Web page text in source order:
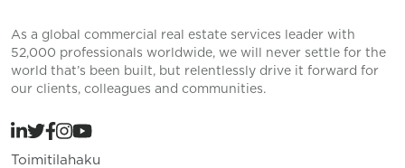
As a global commercial real estate services leader with
52,000 professionals worldwide, we will never settle for the
world that’s been built, but relentlessly drive it forward for
our clients, colleagues and communities.
Toimitilahaku